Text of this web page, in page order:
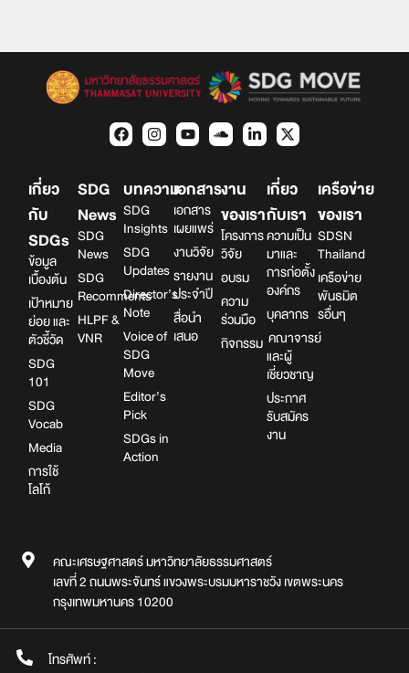
เกี่ยว
กับ
SDGs
ข้อมูล
เบื้องต้น
เป้าหมาย
ย่อย และ
ตัวชี้วัด
SDG
101
SDG
Vocab
Media
การใช้
โลโก้
SDG
News
SDG
News
SDG
Recomments
HLPF &
VNR
บทความ
SDG
Insights
SDG
Updates
Director’s
Note
Voice of
SDG
Move
Editor’s
Pick
SDGs in
Action
เอกสาร
เอกสาร
เผยแพร่
งานวิจัย
รายงาน
ประจำปี
สื่อนำ
เสนอ
งาน
ของเรา
โครงการ
วิจัย
อบรม
ความ
ร่วมมือ
กิจกรรม
เกี่ยว
กับเรา
ความเป็น
มาและ
การก่อตั้ง
องค์กร
บุคลากร
คณาจารย์
และผู้
เชี่ยวชาญ
ประกาศ
รับสมัคร
งาน
เครือข่าย
ของเรา
SDSN
Thailand
เครือข่าย
พันธมิต
รอื่นๆ
คณะเศรษฐศาสตร์ มหาวิทยาลัยธรรมศาสตร์
เลขที่ 2 ถนนพระจันทร์ แขวงพระบรมมหาราชวัง เขตพระนคร
กรุงเทพมหานคร 10200
โทรศัพท์ :